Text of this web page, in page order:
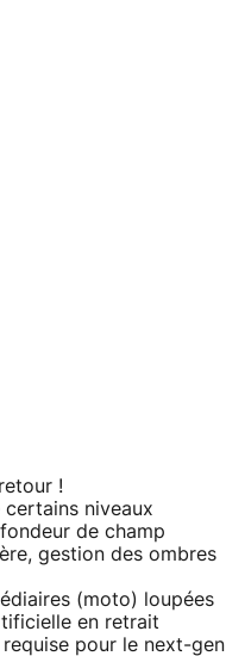
!
certains niveaux
de champ
gestion des ombres
(moto) loupées
en retrait
pour le next-gen